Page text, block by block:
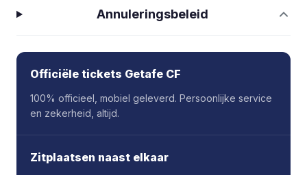
Annuleringsbeleid
Officiële tickets Getafe CF
100% officieel, mobiel geleverd. Persoonlijke service
en zekerheid, altijd.
Zitplaatsen naast elkaar